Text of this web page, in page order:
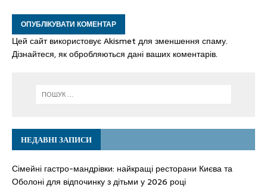
Цей сайт використовує Akismet для зменшення спаму.
Дізнайтеся, як обробляються дані ваших коментарів.
НЕДАВНІ ЗАПИСИ
Сімейні гастро-мандрівки: найкращі ресторани Києва та
Оболоні для відпочинку з дітьми у 2026 році